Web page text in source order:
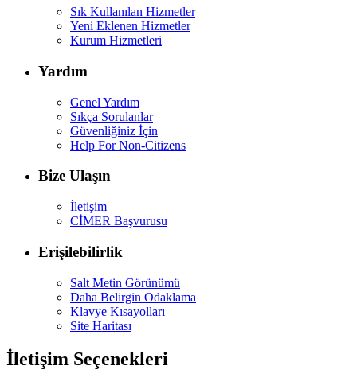
Sık Kullanılan Hizmetler
Yeni Eklenen Hizmetler
Kurum Hizmetleri
Yardım
Genel Yardım
Sıkça Sorulanlar
Güvenliğiniz İçin
Help For Non-Citizens
Bize Ulaşın
İletişim
CİMER Başvurusu
Erişilebilirlik
Salt Metin Görünümü
Daha Belirgin Odaklama
Klavye Kısayolları
Site Haritası
İletişim Seçenekleri